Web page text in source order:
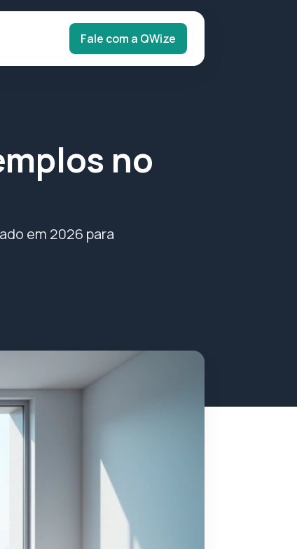
Fale com a QWize
no
em 2026 para